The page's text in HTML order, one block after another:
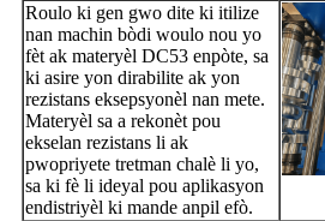
Roulo ki gen gwo dite ki itilize
nan machin bòdi woulo nou yo
fèt ak materyèl DC53 enpòte, sa
ki asire yon dirabilite ak yon
rezistans eksepsyonèl nan mete.
Materyèl sa a rekonèt pou
ekselan rezistans li ak
pwopriyete tretman chalè li yo,
sa ki fè li ideyal pou aplikasyon
endistriyèl ki mande anpil efò.